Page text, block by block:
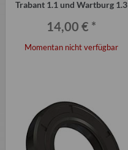
Trabant 1.1 und Wartburg 1.3
14,00 € *
Momentan nicht verfügbar